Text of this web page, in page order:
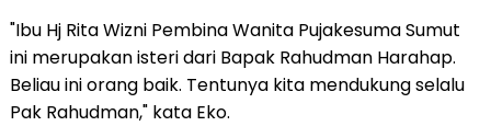
"Ibu Hj Rita Wizni Pembina Wanita Pujakesuma Sumut
ini merupakan isteri dari Bapak Rahudman Harahap.
Beliau ini orang baik. Tentunya kita mendukung selalu
Pak Rahudman," kata Eko.